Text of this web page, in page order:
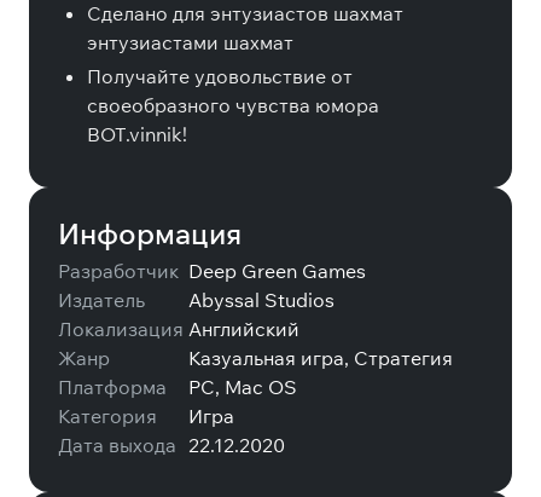
Сделано для энтузиастов шахмат
энтузиастами шахмат
Получайте удовольствие от
своеобразного чувства юмора
BOT.vinnik!
Информация
Разработчик Deep Green Games
Издатель
Abyssal Studios
Локализация Английский
Жанр
Казуальная игра, Стратегия
Платформа
PC, Mac OS
Категория
Игра
Дата выхода 22.12.2020